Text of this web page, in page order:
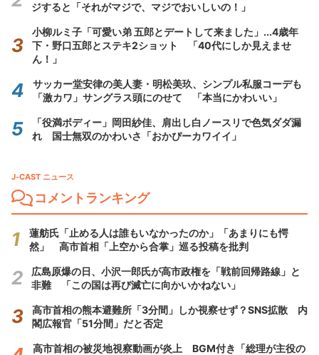
ジすると「それがマジで、マジでおいしいの！」
小柳ルミ子「可愛い弟 五郎とデートして来ました」...4歳年
下・野口五郎とステキ2ショット 「40代にしか見えませ
ん！」
サッカー堂安律の美人妻・明松美玖、シンプル私服コーデも
「激カワ」サングラス頭にのせて 「本当にかわいい」
「役満ボディー」岡田紗佳、肩出し白ノースリで色気ダダ漏
れ 国士無双のかわいさ「おかぴーカワイイ」
J-CAST ニュース
コメントランキング
蓮舫氏「止める人は誰もいなかったのか」「あまりにも愕
然」 高市首相「上空から合掌」巡る投稿を批判
広島原爆の日、小沢一郎氏が高市政権を「戦前回帰路線」と
非難 「この国は再び滅亡に向かいかねない」
高市首相の熊本避難所「3分間」しか視察せず？SNS拡散 内
閣広報官「51分間」だと否定
高市首相の被災地視察動画が炎上 BGM付き「総理が主役の